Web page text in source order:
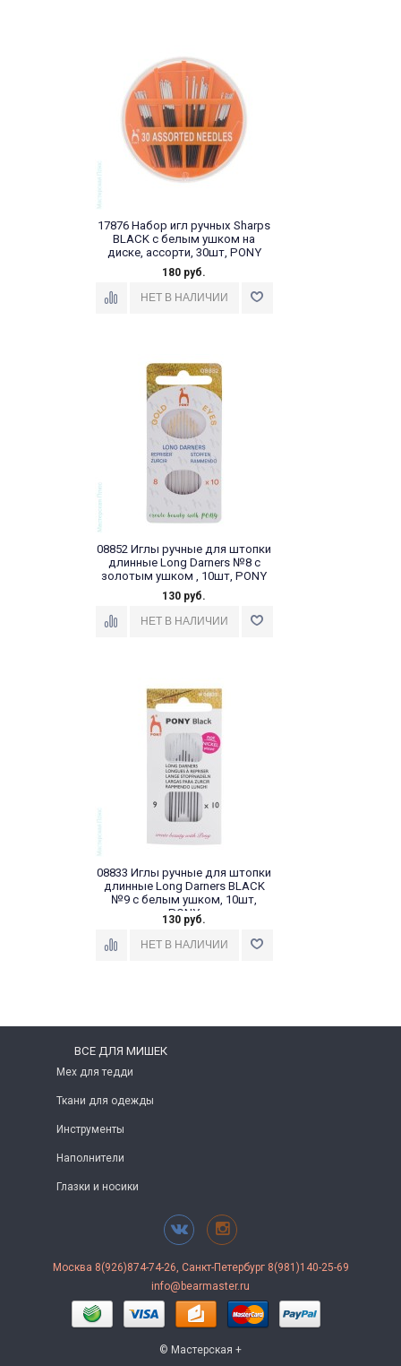
17876 Набор игл ручных Sharps
BLACK с белым ушком на
диске, ассорти, 30шт, PONY
180 руб.
08852 Иглы ручные для штопки
длинные Long Darners №8 с
золотым ушком , 10шт, PONY
130 руб.
08833 Иглы ручные для штопки
длинные Long Darners BLACK
№9 c белым ушком, 10шт,
PONY
130 руб.
ВСЕ ДЛЯ МИШЕК
Мех для тедди
Ткани для одежды
Инструменты
Наполнители
Глазки и носики
Москва 8(926)874-74-26, Санкт-Петербург 8(981)140-25-69
info@bearmaster.ru
© Мастерская +